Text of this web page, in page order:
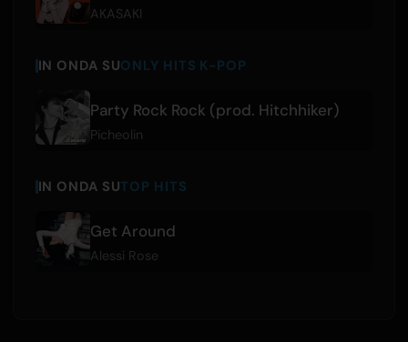
AKASAKI
IN ONDA SUONLY HITS K-POP
Party Rock Rock (prod. Hitchhiker)
Picheolin
IN ONDA SUTOP HITS
Get Around
Alessi Rose